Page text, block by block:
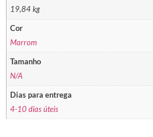
19,84 kg
Cor
Marrom
Tamanho
N/A
Dias para entrega
4-10 dias úteis